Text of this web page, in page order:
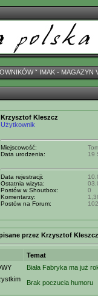
ˇ IMAK - MAGAZYN
Krzysztof Kleszcz
Użytkownik
Miejscowość:
Data urodzenia:
19
Data rejestracji:
Ostatnia wizyta:
Postów w Shoutbox:
0
Komentarzy:
Postów na Forum:
102
przez Krzysztof Kleszcz
Temat
Biała Fabryka ma już
Brak poczucia humoru